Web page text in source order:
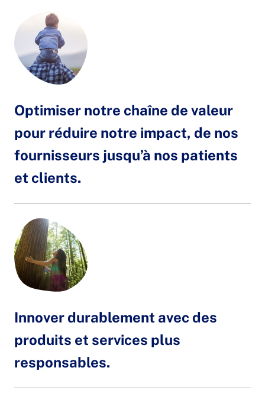
Optimiser notre chaîne de valeur
pour réduire notre impact, de nos
fournisseurs jusqu’à nos patients
et clients.
Innover durablement avec des
produits et services plus
responsables.